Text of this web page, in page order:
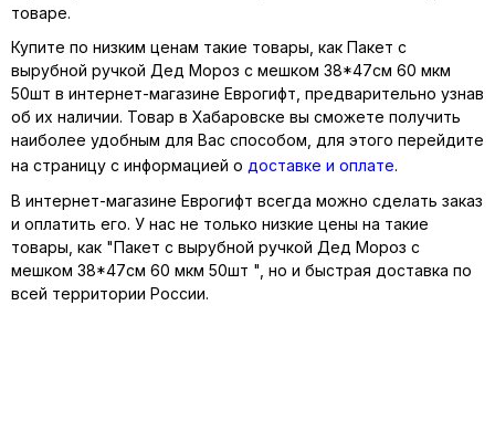
товаре.
Купите по низким ценам такие товары, как Пакет с
вырубной ручкой Дед Мороз с мешком 38*47см 60 мкм
50шт в интернет-магазине Еврогифт, предварительно узнав
об их наличии. Товар в Хабаровске вы сможете получить
наиболее удобным для Вас способом, для этого перейдите
на страницу с информацией о доставке и оплате.
В интернет-магазине Еврогифт всегда можно сделать заказ
и оплатить его. У нас не только низкие цены на такие
товары, как "Пакет с вырубной ручкой Дед Мороз с
мешком 38*47см 60 мкм 50шт ", но и быстрая доставка по
всей территории России.